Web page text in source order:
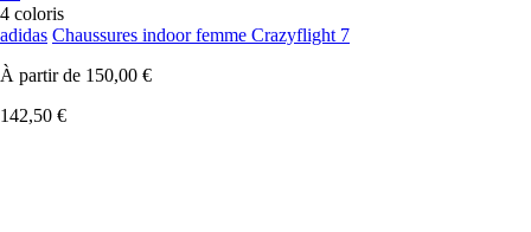
4 coloris
adidas Chaussures indoor femme Crazyflight 7
À partir de 150,00 €
142,50 €